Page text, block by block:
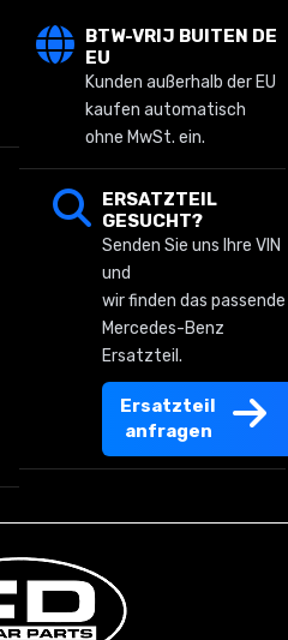
BTW-VRIJ BUITEN DE
EU
Kunden außerhalb der EU
kaufen automatisch
ohne MwSt. ein.
ERSATZTEIL
GESUCHT?
Senden Sie uns Ihre VIN
und
wir finden das passende
Mercedes-Benz
Ersatzteil.
Ersatzteil
anfragen